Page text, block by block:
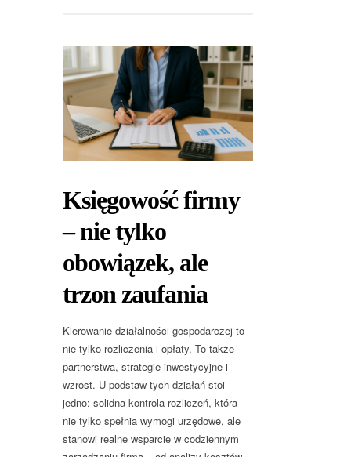
Księgowość firmy
– nie tylko
obowiązek, ale
trzon zaufania
Kierowanie działalności gospodarczej to
nie tylko rozliczenia i opłaty. To także
partnerstwa, strategie inwestycyjne i
wzrost. U podstaw tych działań stoi
jedno: solidna kontrola rozliczeń, która
nie tylko spełnia wymogi urzędowe, ale
stanowi realne wsparcie w codziennym